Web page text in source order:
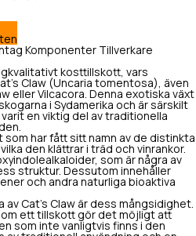
Komponenter Tillverkare
kosttillskott, vars
Claw (Uncaria tomentosa), även
eller Vilcacora. Denna exotiska växt
i Sydamerika och är särskilt
en viktig del av traditionella
som har fått sitt namn av de distinkta
den klättrar i träd och vinrankor.
som är några av
struktur. Dessutom innehåller
och andra naturliga bioaktiva
av Cat's Claw är dess mångsidighet.
ett tillskott gör det möjligt att
som inte vanligtvis finns i den